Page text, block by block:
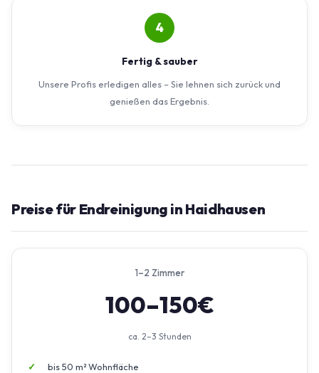
4
Fertig & sauber
Unsere Profis erledigen alles – Sie lehnen sich zurück und
genießen das Ergebnis.
Preise für Endreinigung in Haidhausen
1–2 Zimmer
100–150€
ca. 2–3 Stunden
bis 50 m² Wohnfläche